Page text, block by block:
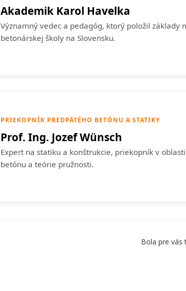
Akademik Karol Havelka
Významný vedec a pedagóg, ktorý položil základy
betonárskej školy na Slovensku.
PRIEKOPNÍK PREDPÄTÉHO BETÓNU A STATIKY
Prof. Ing. Jozef Wünsch
Expert na statiku a konštrukcie, priekopník v
betónu a teórie pružnosti.
Bola pre vás